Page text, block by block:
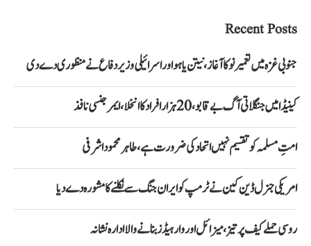
Recent Posts
جنوبی غزہ میں تعمیر نو کا آغاز، نیتن یاہو اور اسرائیلی وزیر دفاع نے منظوری دے دی
کینیڈا میں جنگلاتی آگ بے قابو، 20 ہزار افراد کا انخلا، ایمرجنسی نافذ
امتِ مسلمہ کو تقسیم نہیں اتحاد کی ضرورت ہے، طاہر محمود اشرفی
امریکی جنرل ڈین کین نے ٹرمپ کو ایران جنگ سے نکلنے کا مشورہ دے دیا
روسی حملے کیف پر تیز، میزائل اور وار ہیڈز بنانے والا ادارہ نشانہ